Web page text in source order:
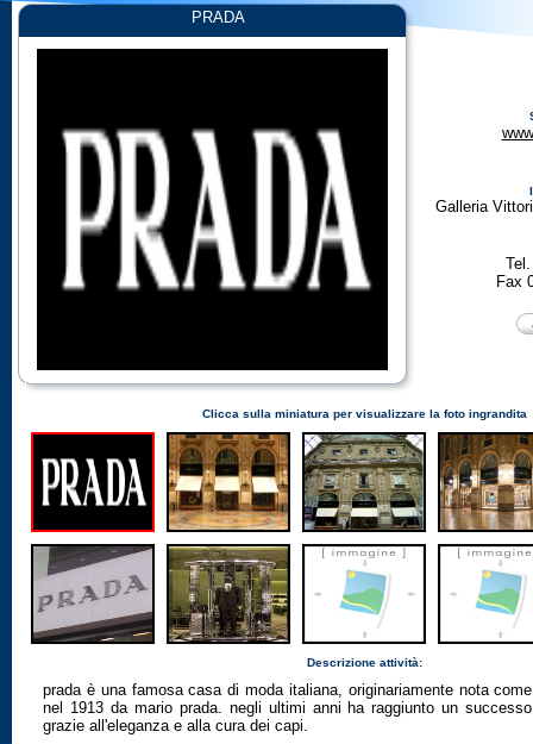
PRADA
Galleria
Fax
Clicca sulla miniatura per visualizzare la foto ingrandita
Descrizione attività:
prada è una famosa casa di moda italiana, originariamente nota
nel 1913 da mario prada. negli ultimi anni ha raggiunto un
grazie all'eleganza e alla cura dei capi.